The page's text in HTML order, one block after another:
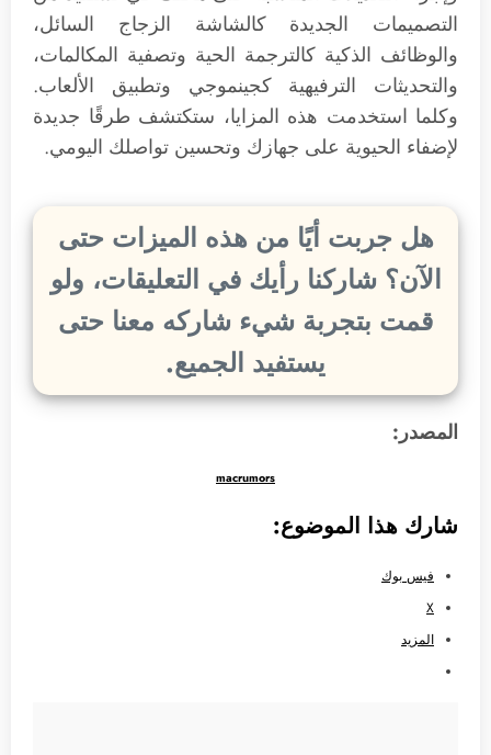
التصميمات الجديدة كالشاشة الزجاج السائل،
والوظائف الذكية كالترجمة الحية وتصفية المكالمات،
والتحديثات الترفيهية كجينموجي وتطبيق الألعاب.
وكلما استخدمت هذه المزايا، ستكتشف طرقًا جديدة
لإضفاء الحيوية على جهازك وتحسين تواصلك اليومي.
هل جربت أيًا من هذه الميزات حتى
الآن؟ شاركنا رأيك في التعليقات، ولو
قمت بتجربة شيء شاركه معنا حتى
يستفيد الجميع.
المصدر:
macrumors
شارك هذا الموضوع:
فيس بوك
X
المزيد